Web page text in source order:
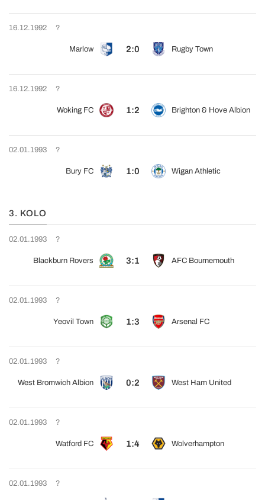
16.12.1992 ?
Marlow 2:0 Rugby Town
16.12.1992 ?
Woking FC 1:2 Brighton & Hove Albion
02.01.1993 ?
Bury FC 1:0 Wigan Athletic
3. KOLO
02.01.1993 ?
Blackburn Rovers 3:1 AFC Bournemouth
02.01.1993 ?
Yeovil Town 1:3 Arsenal FC
02.01.1993 ?
West Bromwich Albion 0:2 West Ham United
02.01.1993 ?
Watford FC 1:4 Wolverhampton
02.01.1993 ?